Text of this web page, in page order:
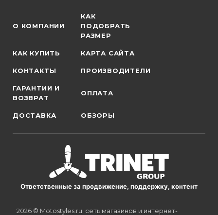
О КОМПАНИИ
КАК
ПОДОБРАТЬ
РАЗМЕР
КАК КУПИТЬ КАРТА САЙТА
КОНТАКТЫ ПРОИЗВОДИТЕЛИ
ГАРАНТИИ И
ВОЗВРАТ
ОПЛАТА
ДОСТАВКА ОБЗОРЫ
Ответственные за продвижение, поддержку, контент
2026 © Motostyles.ru: сеть магазинов и интернет-